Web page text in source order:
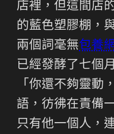
店裡，但這間店
的藍色塑膠棚，
兩個詞毫無包養
已經發酵了七個
「你還不夠靈動
語，彷彿在責備
只有他一個人，